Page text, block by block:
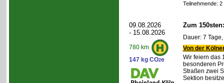
Teilnehmende:
09.08.2026
- 15.08.2026
780 km
147 kg CO2e
Zum
Dauer: 7
Von der
Wir feiern das
besonderen
Straßen zwei
Sektion